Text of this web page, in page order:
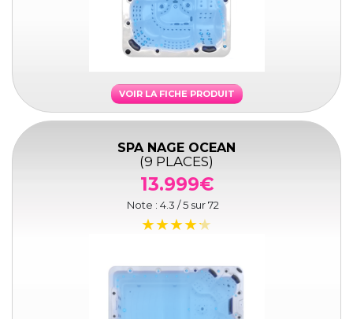
VOIR LA FICHE PRODUIT
SPA NAGE OCEAN
(9 PLACES)
13.999€
Note : 4.3 / 5 sur72